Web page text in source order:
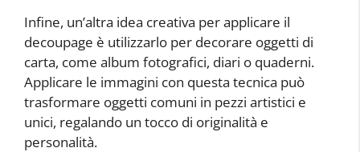
Infine, un’altra idea creativa per applicare il
decoupage è utilizzarlo per decorare oggetti di
carta, come album fotografici, diari o quaderni.
Applicare le immagini con questa tecnica può
trasformare oggetti comuni in pezzi artistici e
unici, regalando un tocco di originalità e
personalità.